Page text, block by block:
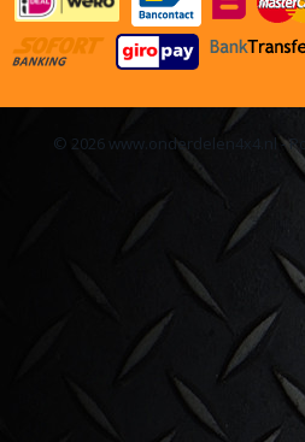
© 2026 www.onderdelen4x4.nl -